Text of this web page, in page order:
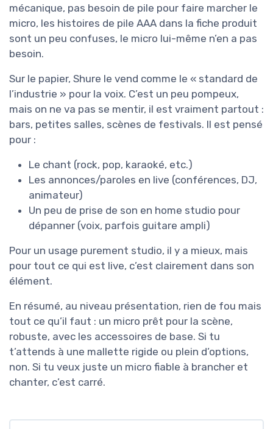
mécanique, pas besoin de pile pour faire marcher le
micro, les histoires de pile AAA dans la fiche produit
sont un peu confuses, le micro lui-même n’en a pas
besoin.
Sur le papier, Shure le vend comme le « standard de
l’industrie » pour la voix. C’est un peu pompeux,
mais on ne va pas se mentir, il est vraiment partout :
bars, petites salles, scènes de festivals. Il est pensé
pour :
Le chant (rock, pop, karaoké, etc.)
Les annonces/paroles en live (conférences, DJ,
animateur)
Un peu de prise de son en home studio pour
dépanner (voix, parfois guitare ampli)
Pour un usage purement studio, il y a mieux, mais
pour tout ce qui est live, c’est clairement dans son
élément.
En résumé, au niveau présentation, rien de fou mais
tout ce qu’il faut : un micro prêt pour la scène,
robuste, avec les accessoires de base. Si tu
t’attends à une mallette rigide ou plein d’options,
non. Si tu veux juste un micro fiable à brancher et
chanter, c’est carré.